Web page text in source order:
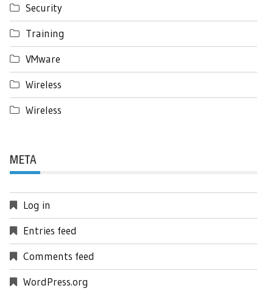
Security
Training
VMware
Wireless
Wireless
META
Log in
Entries feed
Comments feed
WordPress.org